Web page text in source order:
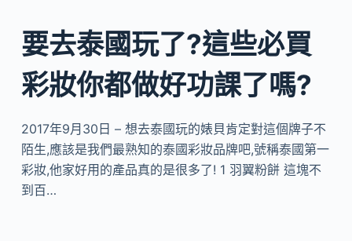
要去泰國玩了?這些必買
彩妝你都做好功課了嗎?
2017年9月30日 – 想去泰國玩的婊貝肯定對這個牌子不
陌生,應該是我們最熟知的泰國彩妝品牌吧,號稱泰國第一
彩妝,他家好用的產品真的是很多了! 1 羽翼粉餅 這塊不
到百…